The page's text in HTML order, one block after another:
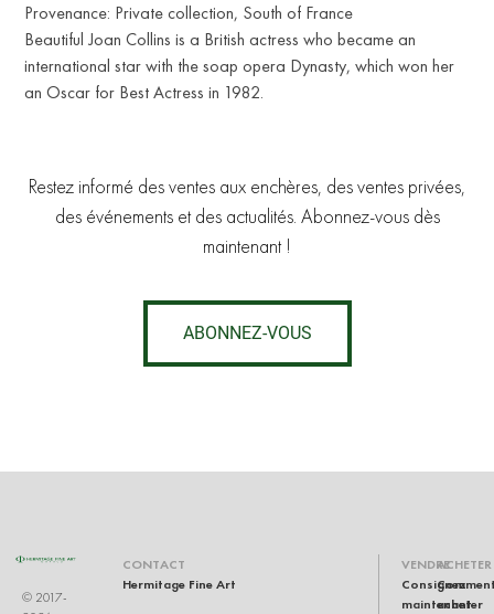
Provenance: Private collection, South of France
Beautiful Joan Collins is a British actress who became an
international star with the soap opera Dynasty, which won her
an Oscar for Best Actress in 1982.
Restez informé des ventes aux enchères, des ventes privées,
des événements et des actualités. Abonnez-vous dès
maintenant !
ABONNEZ-VOUS
© 2017-
CONTACT
Hermitage Fine Art
VENDRE
Consignez
maintenant
ACHETER
acheter